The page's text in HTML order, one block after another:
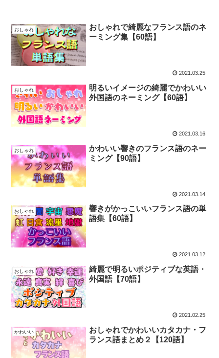
おしゃれ
おしゃれで綺麗なフランス語のネ
ーミング集【60語】
2021.03.25
おしゃれ
明るいイメージの綺麗でかわいい
外国語のネーミング【60語】
2021.03.16
おしゃれ
かわいい響きのフランス語のネー
ミング【90語】
2021.03.14
おしゃれ
響きがかっこいいフランス語の単
語集【60語】
2021.03.12
おしゃれ
綺麗で明るいポジティブな英語・
外国語【70語】
2021.02.25
かわいい
おしゃれでかわいいカタカナ・フ
ランス語まとめ２【120語】